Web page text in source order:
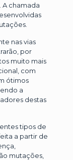
chamada
nas vias
por
muito mais
com
ótimos
a
destas
tipos de
a partir de
mutações,